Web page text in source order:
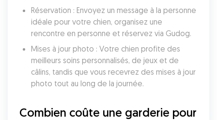
Réservation : Envoyez un message à la personne
idéale pour votre chien, organisez une
rencontre en personne et réservez via Gudog.
Mises à jour photo : Votre chien profite des
meilleurs soins personnalisés, de jeux et de
câlins, tandis que vous recevrez des mises à jour
photo tout au long de la journée.
Combien coûte une garderie pour